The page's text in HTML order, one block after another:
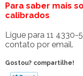
Para saber mais
calibrados
Ligue para 11 4330-
contato por email.
Gostou? compartilhe!